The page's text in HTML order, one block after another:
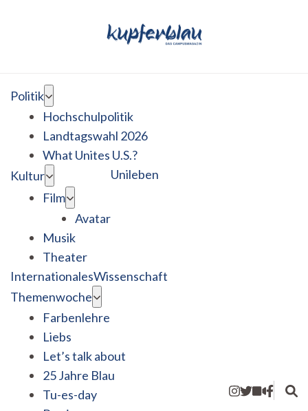
Politik
Hochschulpolitik
Landtagswahl 2026
What Unites U.S.?
Kultur
Film
Avatar
Musik
Theater
Unileben
InternationalesWissenschaft
Themenwoche
Farbenlehre
Liebs
Let’s talk about
25 Jahre Blau
Tu-es-day